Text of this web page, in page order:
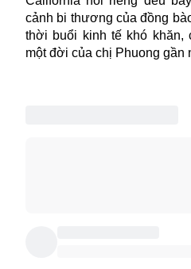
cảnh bi thương của đồng
thời buổi kinh tế khó
một đời của chị Phuong gần